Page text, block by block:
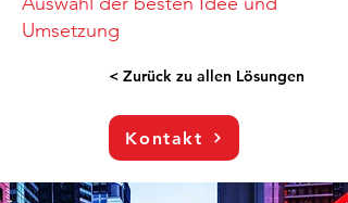
Umsetzung
< Zurück zu allen Lösungen
Kontakt